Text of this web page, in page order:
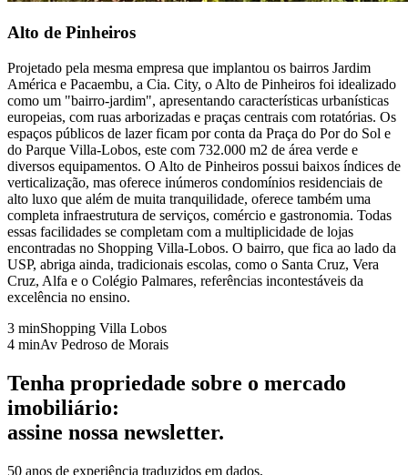
Alto de Pinheiros
Projetado pela mesma empresa que implantou os bairros Jardim
América e Pacaembu, a Cia. City, o Alto de Pinheiros foi idealizado
como um "bairro-jardim", apresentando características urbanísticas
europeias, com ruas arborizadas e praças centrais com rotatórias. Os
espaços públicos de lazer ficam por conta da Praça do Por do Sol e
do Parque Villa-Lobos, este com 732.000 m2 de área verde e
diversos equipamentos. O Alto de Pinheiros possui baixos índices de
verticalização, mas oferece inúmeros condomínios residenciais de
alto luxo que além de muita tranquilidade, oferece também uma
completa infraestrutura de serviços, comércio e gastronomia. Todas
essas facilidades se completam com a multiplicidade de lojas
encontradas no Shopping Villa-Lobos. O bairro, que fica ao lado da
USP, abriga ainda, tradicionais escolas, como o Santa Cruz, Vera
Cruz, Alfa e o Colégio Palmares, referências incontestáveis da
excelência no ensino.
3 minShopping Villa Lobos
4 minAv Pedroso de Morais
Tenha propriedade sobre o mercado
imobiliário:
assine nossa newsletter.
50 anos de experiência traduzidos em dados,